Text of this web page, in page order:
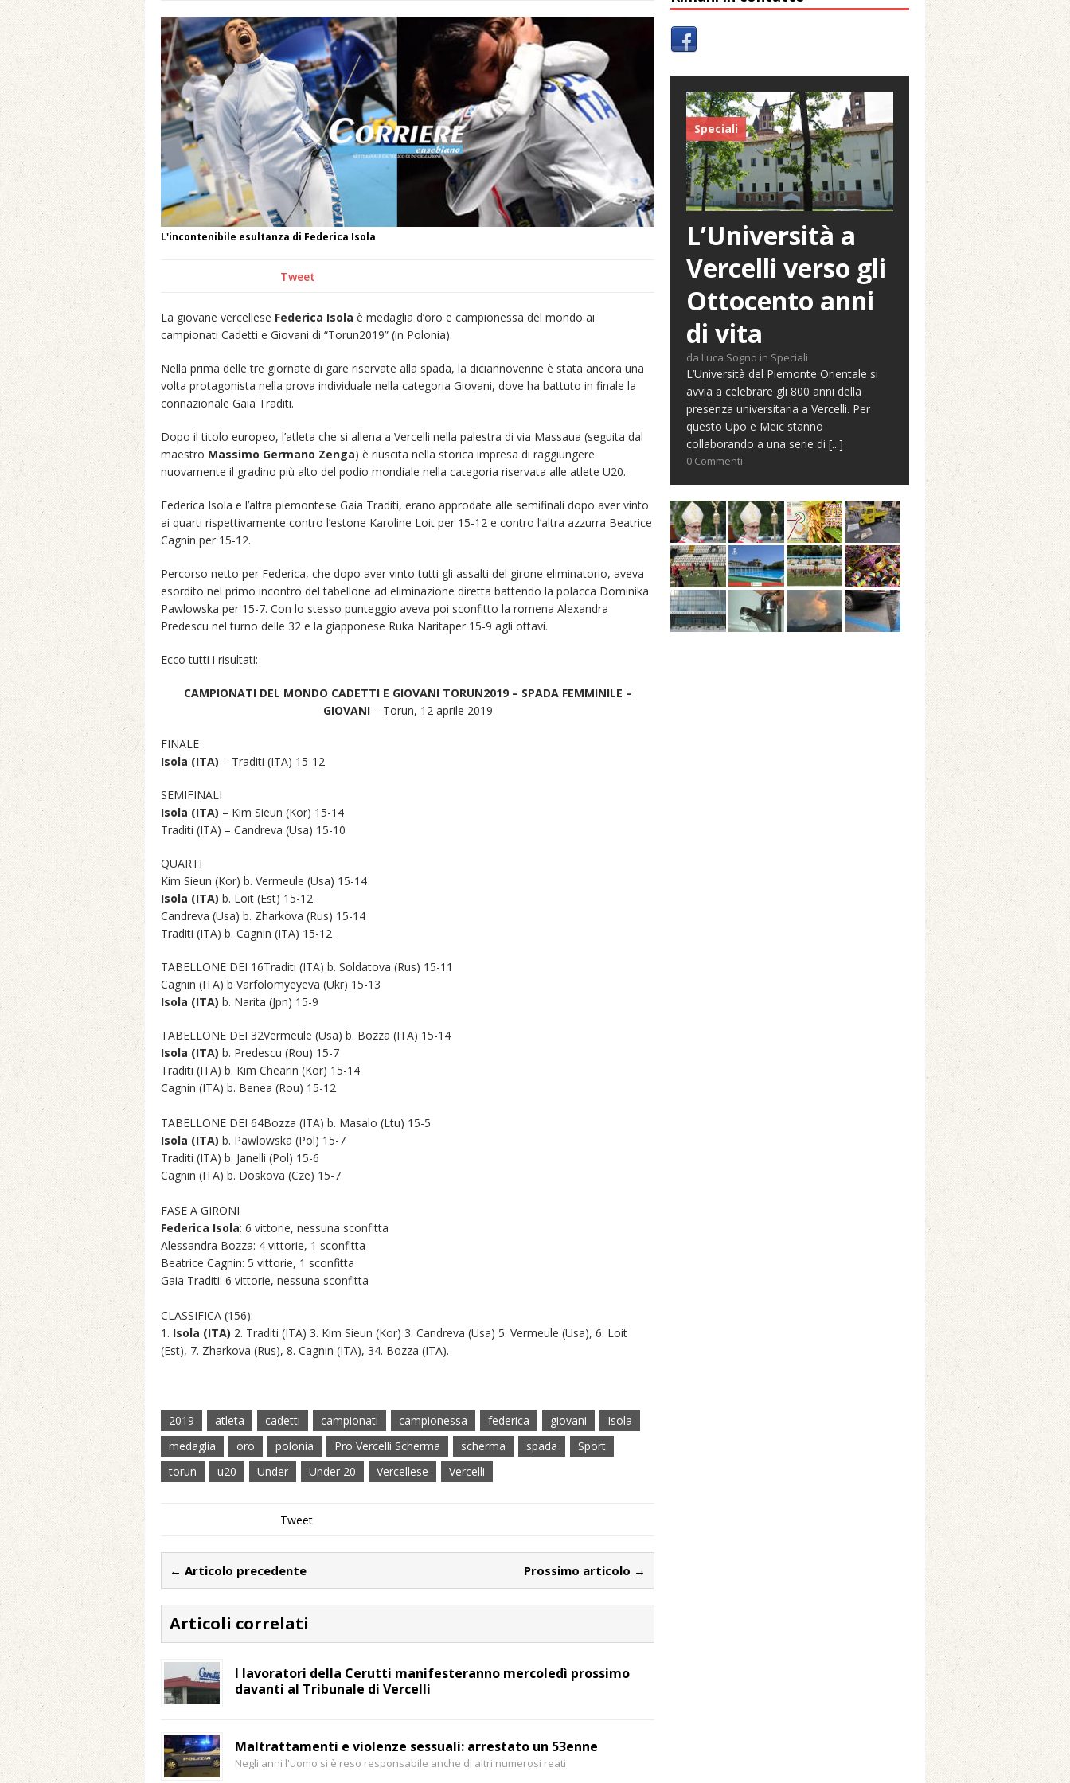
L'incontenibile esultanza di Federica Isola
Tweet
La giovane vercellese Federica Isola è medaglia d’oro e campionessa del mondo ai
campionati Cadetti e Giovani di “Torun2019” (in Polonia).
Nella prima delle tre giornate di gare riservate alla spada, la diciannovenne è stata ancora una
volta protagonista nella prova individuale nella categoria Giovani, dove ha battuto in finale la
connazionale Gaia Traditi.
Dopo il titolo europeo, l’atleta che si allena a Vercelli nella palestra di via Massaua (seguita dal
maestro Massimo Germano Zenga) è riuscita nella storica impresa di raggiungere
nuovamente il gradino più alto del podio mondiale nella categoria riservata alle atlete U20.
Federica Isola e l’altra piemontese Gaia Traditi, erano approdate alle semifinali dopo aver vinto
ai quarti rispettivamente contro l’estone Karoline Loit per 15-12 e contro l’altra azzurra Beatrice
Cagnin per 15-12.
Percorso netto per Federica, che dopo aver vinto tutti gli assalti del girone eliminatorio, aveva
esordito nel primo incontro del tabellone ad eliminazione diretta battendo la polacca Dominika
Pawlowska per 15-7. Con lo stesso punteggio aveva poi sconfitto la romena Alexandra
Predescu nel turno delle 32 e la giapponese Ruka Naritaper 15-9 agli ottavi.
Ecco tutti i risultati:
CAMPIONATI DEL MONDO CADETTI E GIOVANI TORUN2019 – SPADA FEMMINILE –
GIOVANI– Torun, 12 aprile 2019
FINALE
Isola (ITA) – Traditi (ITA) 15-12
SEMIFINALI
Isola (ITA) – Kim Sieun (Kor) 15-14
Traditi (ITA) – Candreva (Usa) 15-10
QUARTI
Kim Sieun (Kor) b. Vermeule (Usa) 15-14
Isola (ITA) b. Loit (Est) 15-12
Candreva (Usa) b. Zharkova (Rus) 15-14
Traditi (ITA) b. Cagnin (ITA) 15-12
TABELLONE DEI 16Traditi (ITA) b. Soldatova (Rus) 15-11
Cagnin (ITA) b Varfolomyeyeva (Ukr) 15-13
Isola (ITA) b. Narita (Jpn) 15-9
TABELLONE DEI 32Vermeule (Usa) b. Bozza (ITA) 15-14
Isola (ITA) b. Predescu (Rou) 15-7
Traditi (ITA) b. Kim Chearin (Kor) 15-14
Cagnin (ITA) b. Benea (Rou) 15-12
TABELLONE DEI 64Bozza (ITA) b. Masalo (Ltu) 15-5
Isola (ITA) b. Pawlowska (Pol) 15-7
Traditi (ITA) b. Janelli (Pol) 15-6
Cagnin (ITA) b. Doskova (Cze) 15-7
FASE A GIRONI
Federica Isola: 6 vittorie, nessuna sconfitta
Alessandra Bozza: 4 vittorie, 1 sconfitta
Beatrice Cagnin: 5 vittorie, 1 sconfitta
Gaia Traditi: 6 vittorie, nessuna sconfitta
CLASSIFICA (156):
1. Isola (ITA) 2. Traditi (ITA) 3. Kim Sieun (Kor) 3. Candreva (Usa) 5. Vermeule (Usa), 6. Loit
(Est), 7. Zharkova (Rus), 8. Cagnin (ITA), 34. Bozza (ITA).
2019 atleta cadetti campionati campionessa federica giovani
Isola
medaglia
oro polonia Pro Vercelli Scherma scherma spada
Sport
torun
u20 Under Under 20 Vercellese Vercelli
Tweet
← Articolo precedente Prossimo articolo →
Articoli correlati
I lavoratori della Cerutti manifesteranno mercoledì prossimo
davanti al Tribunale di Vercelli
Maltrattamenti e violenze sessuali: arrestato un 53enne
Negli anni l'uomo si è reso responsabile anche di altri numerosi reati
Speciali
L’Università a
Vercelli verso gli
Ottocento anni
di vita
da Luca Sogno in Speciali
L’Università del Piemonte Orientale si
avvia a celebrare gli 800 anni della
presenza universitaria a Vercelli. Per
questo Upo e Meic stanno
collaborando a una serie di [...]
0 Commenti